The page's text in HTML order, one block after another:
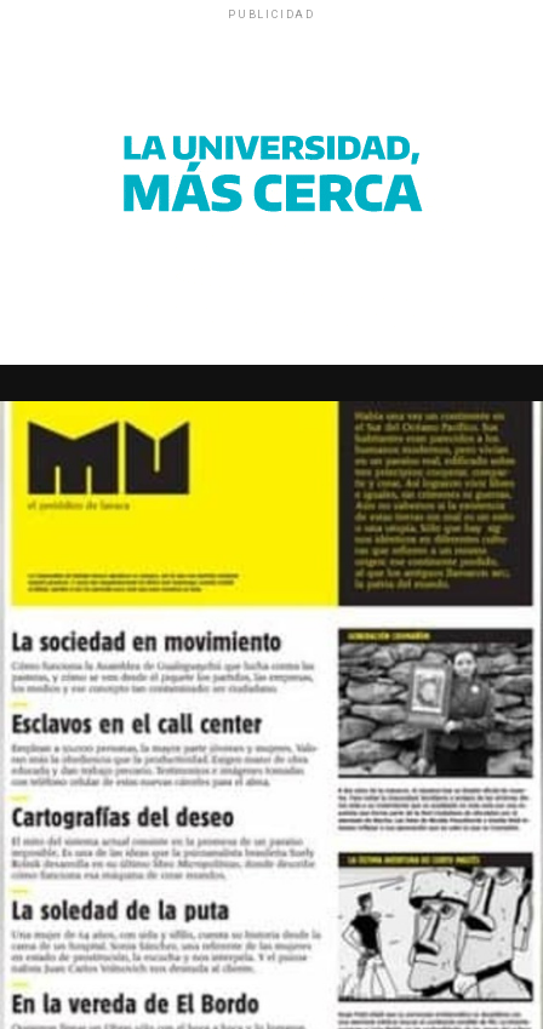
PUBLICIDAD